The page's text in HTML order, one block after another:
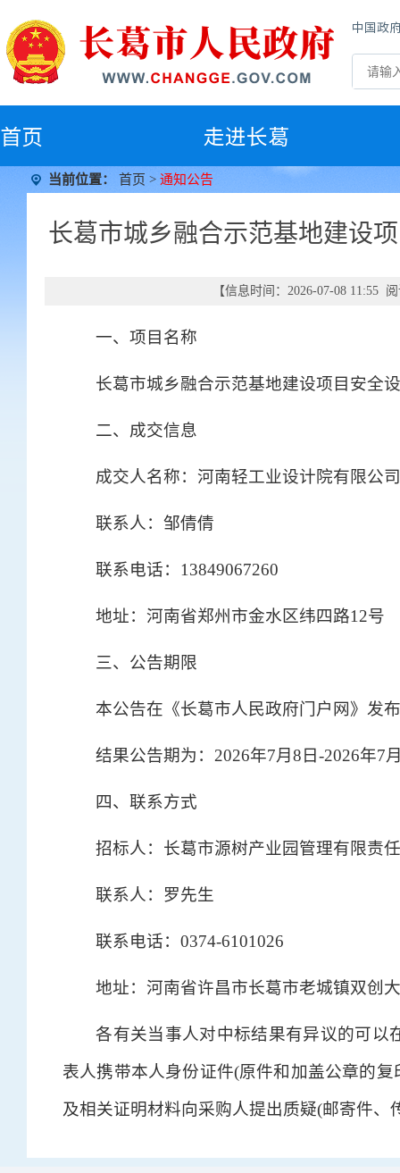
中国政
首页 走进长葛
当前位置： 首页 > 通知公告
长葛市城乡融合示范基地建设
【信息时间：2026-07-08 11:55
一、项目名称
长葛市城乡融合示范基地建设项目安全
二、成交信息
成交人名称：河南轻工业设计院有限公
联系人：邹倩倩
联系电话：13849067260
地址：河南省郑州市金水区纬四路12号
三、公告期限
本公告在《长葛市人民政府门户网》发
结果公告期为：2026年7月8日-2026年7
四、联系方式
招标人：长葛市源树产业园管理有限责
联系人：罗先生
联系电话：0374-6101026
地址：河南省许昌市长葛市老城镇双创
各有关当事人对中标结果有异议的可以
表人携带本人身份证件(原件和加盖公章的
及相关证明材料向采购人提出质疑(邮寄件